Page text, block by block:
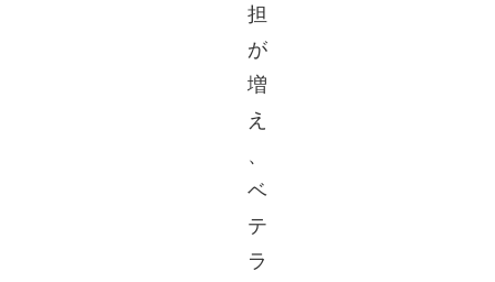
担
が
増
え
、
ベ
テ
ラ